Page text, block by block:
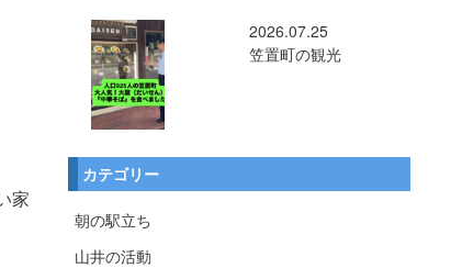
家
2026.07.25
笠置町の観光
カテゴリー
朝の駅立ち
山井の活動